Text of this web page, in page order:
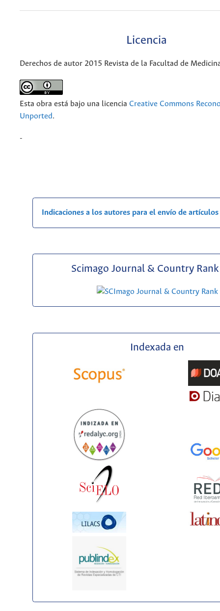
Licencia
Derechos de autor 2015 Revista de la Facultad de
Esta obra está bajo una licencia Creative Commons
Unported.
-
Indicaciones a los autores para el envío de artículos
Scimago Journal & Country Rank
Indexada en